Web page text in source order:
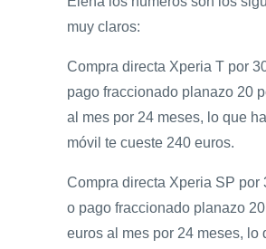
muy claros:
Compra directa Xperia T por
pago fraccionado planazo 20
al mes por 24 meses, lo que
móvil te cueste 240 euros.
Compra directa Xperia SP por
o pago fraccionado planazo
euros al mes por 24 meses, lo